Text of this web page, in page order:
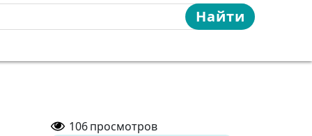
Найти
106просмотров